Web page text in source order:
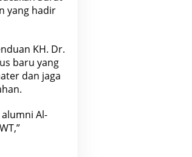
yang hadir
KH. Dr.
baru yang
dan jaga
Al-